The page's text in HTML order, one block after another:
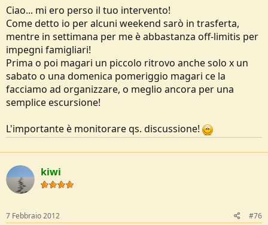
Ciao... mi ero perso il tuo intervento!
Come detto io per alcuni weekend sarò in trasferta,
mentre in settimana per me è abbastanza off-limitis per
impegni famigliari!
Prima o poi magari un piccolo ritrovo anche solo x un
sabato o una domenica pomeriggio magari ce la
facciamo ad organizzare, o meglio ancora per una
semplice escursione!
L'importante è monitorare qs. discussione!
kiwi
7 Febbraio 2012 #76